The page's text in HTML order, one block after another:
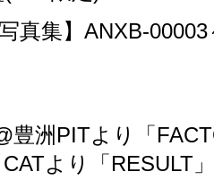
真集】ANXB-
豊洲PITより「
より「RESULT